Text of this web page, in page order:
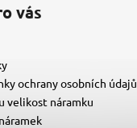
vás
ochrany osobních údajů
velikost náramku